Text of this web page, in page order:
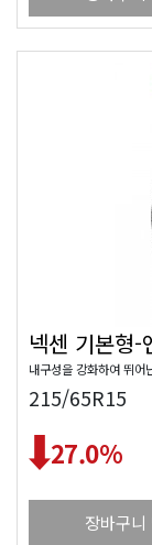
넥센 기본형-
내구성을 강화하여 뛰어
215/65R15
27.0%
장바구니